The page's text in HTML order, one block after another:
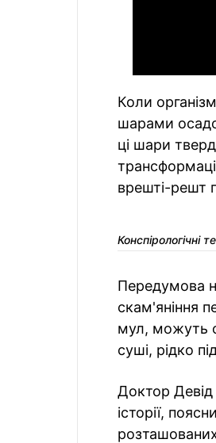
Коли
шарами
ці шари
врешті-решт
Конспірологічні
Передумова
скам'яніння
мул, можуть
суші, рідко
Доктор Девід
історії,